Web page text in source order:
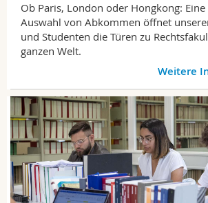
Ob Paris, London oder Hongkong:
Auswahl von Abkommen öffnet
und Studenten die Türen zu
ganzen Welt.
Weitere